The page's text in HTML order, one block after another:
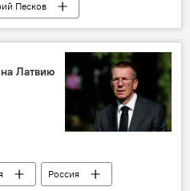
Песков
Латвию
Россия